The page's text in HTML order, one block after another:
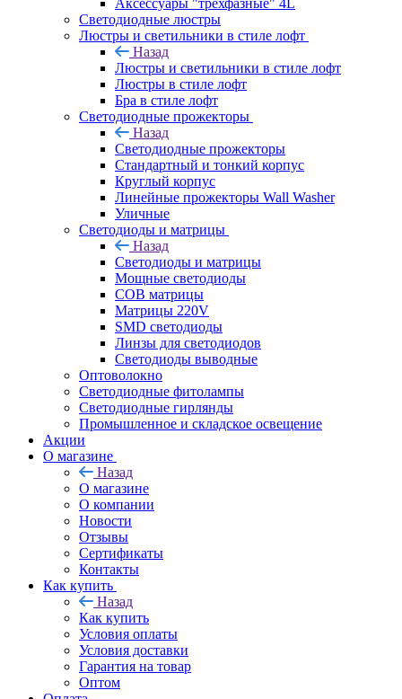
Аксессуары "трехфазные" 4L
Светодиодные люстры
Люстры и светильники в стиле лофт
Назад
Люстры и светильники в стиле лофт
Люстры в стиле лофт
Бра в стиле лофт
Светодиодные прожекторы
Назад
Светодиодные прожекторы
Стандартный и тонкий корпус
Круглый корпус
Линейные прожекторы Wall Washer
Уличные
Светодиоды и матрицы
Назад
Светодиоды и матрицы
Мощные светодиоды
COB матрицы
Матрицы 220V
SMD светодиоды
Линзы для светодиодов
Светодиоды выводные
Оптоволокно
Светодиодные фитолампы
Светодиодные гирлянды
Промышленное и складское освещение
Акции
О магазине
Назад
О магазине
О компании
Новости
Отзывы
Сертификаты
Контакты
Как купить
Назад
Как купить
Условия оплаты
Условия доставки
Гарантия на товар
Оптом